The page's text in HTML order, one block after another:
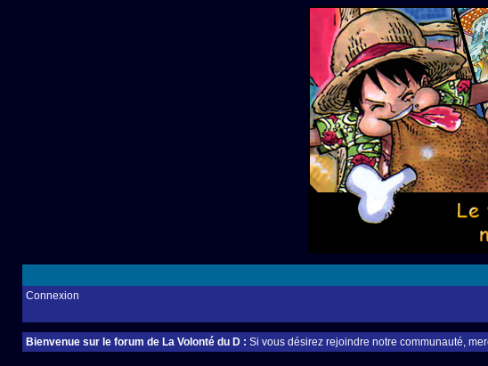
Connexion
Bienvenue sur le forum de La Volonté du D : Si vous désirez rejoindre notre communauté,